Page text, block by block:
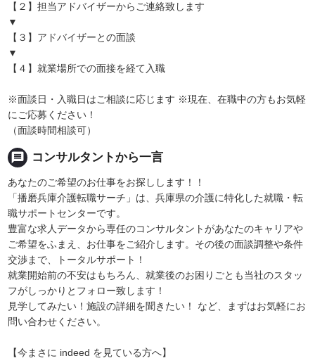
【２】担当アドバイザーからご連絡致します
▼
【３】アドバイザーとの面談
▼
【４】就業場所での面接を経て入職
※面談日・入職日はご相談に応じます ※現在、在職中の方もお気軽
にご応募ください！
（面談時間相談可）
message コンサルタントから一言
あなたのご希望のお仕事をお探しします！！
「播磨兵庫介護転職サーチ」は、兵庫県の介護に特化した就職・転
職サポートセンターです。
豊富な求人データから専任のコンサルタントがあなたのキャリアや
ご希望をふまえ、お仕事をご紹介します。その後の面談調整や条件
交渉まで、トータルサポート！
就業開始前の不安はもちろん、就業後のお困りごとも当社のスタッ
フがしっかりとフォロー致します！
見学してみたい！施設の詳細を聞きたい！ など、まずはお気軽にお
問い合わせください。
【今まさに indeed を見ている方へ】